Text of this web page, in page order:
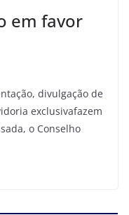
em favor
divulgação de
exclusivafazem
o Conselho